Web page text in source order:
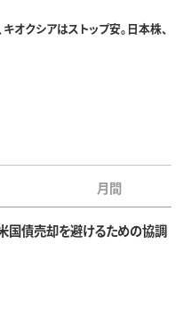
オクシアはストップ安。日本株、
月間
国債売却を避けるための協調